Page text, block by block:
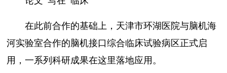
在此前合作的基础上，天津市环湖医院与脑机海
河实验室合作的脑机接口综合临床试验病区正式启
用，一系列科研成果在这里落地应用。